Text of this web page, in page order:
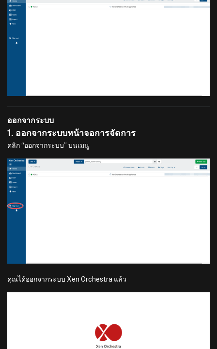
ออกจากระบบ
1. ออกจากระบบหน้าจอการจัดการ
คลิก “ออกจากระบบ” บนเมนู
คุณได้ออกจากระบบ Xen Orchestra แล้ว